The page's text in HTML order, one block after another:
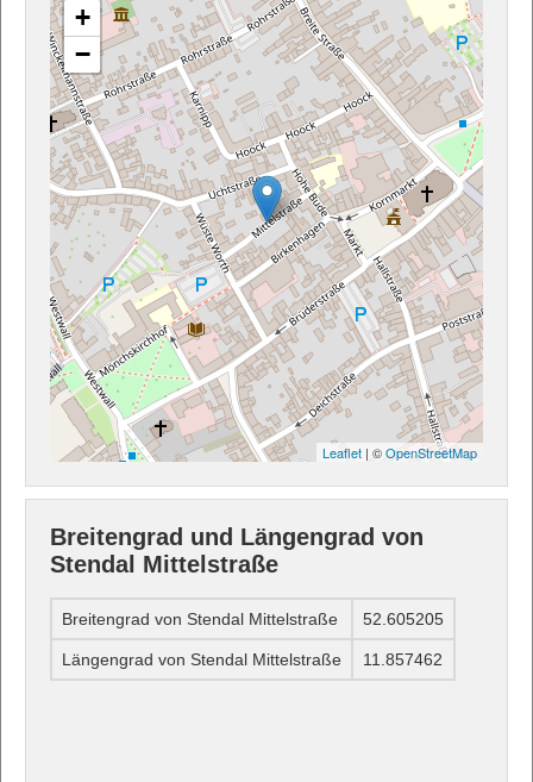
+
−
Leaflet | ©OpenStreetMap
Breitengrad und Längengrad von
Stendal Mittelstraße
Breitengrad von Stendal Mittelstraße 52.605205
Längengrad von Stendal Mittelstraße 11.857462